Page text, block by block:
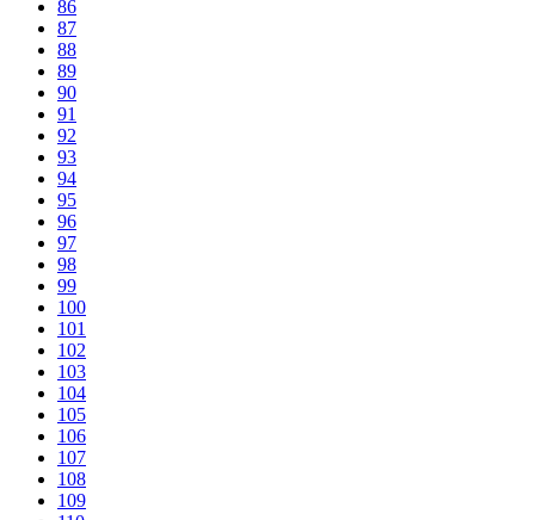
86
87
88
89
90
91
92
93
94
95
96
97
98
99
100
101
102
103
104
105
106
107
108
109